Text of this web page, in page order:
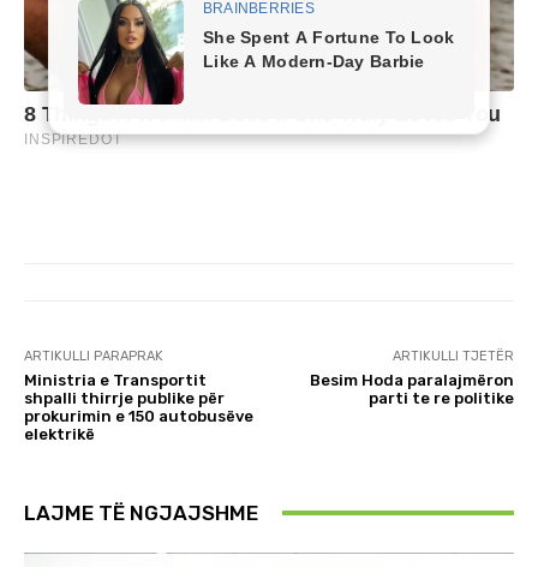
ARTIKULLI PARAPRAK
Ministria e Transportit
shpalli thirrje publike për
prokurimin e 150 autobusëve
elektrikë
ARTIKULLI TJETËR
Besim Hoda paralajmëron
parti te re politike
LAJME TË NGJAJSHME